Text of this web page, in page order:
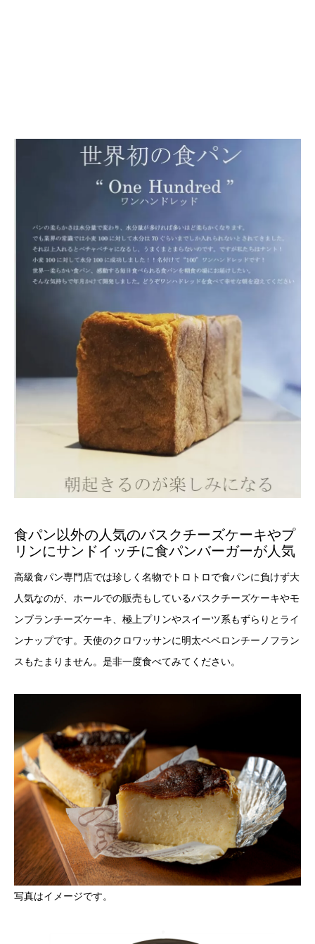
食パン以外の人気のバスクチーズケーキやプ
リンにサンドイッチに食パンバーガーが人気
高級食パン専門店では珍しく名物でトロトロで食パンに負けず大
人気なのが、ホールでの販売もしているバスクチーズケーキやモ
ンブランチーズケーキ、極上プリンやスイーツ系もずらりとライ
ンナップです。天使のクロワッサンに明太ペペロンチーノフラン
スもたまりません。是非一度食べてみてください。
写真はイメージです。